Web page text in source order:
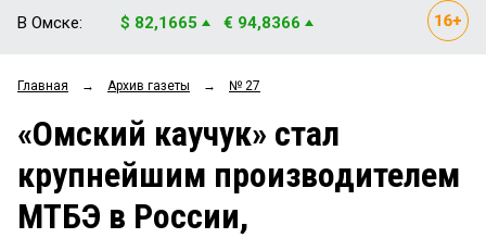
ОБЩЕСТВО
ЗАКОН
НОВОСТИ КОМПАНИЙ
Рейтинги
Блоги
В Омске: $ 82,1665 € 94,8366
Главная → Архив газеты → № 27
«Омский каучук» стал
крупнейшим производителем
МТБЭ в России,